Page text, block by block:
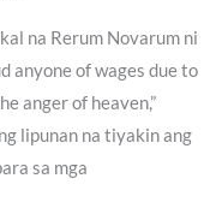
na Rerum Novarum ni
anyone of wages due to
anger of heaven,”
lipunan na tiyakin ang
sa mga